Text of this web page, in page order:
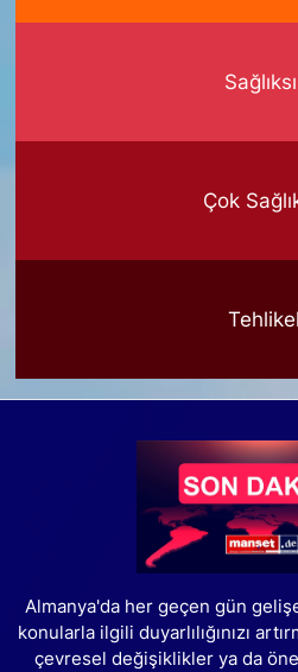
Çok
Almanya'da her geçen gün
konularla ilgili duyarlılığınızı
çevresel değişiklikler ya da